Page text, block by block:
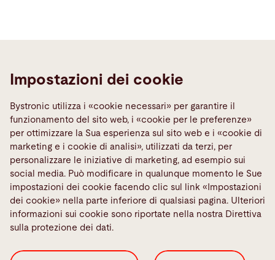
Impostazioni dei cookie
Bystronic utilizza i «cookie necessari» per garantire il
funzionamento del sito web, i «cookie per le preferenze»
per ottimizzare la Sua esperienza sul sito web e i «cookie di
marketing e i cookie di analisi», utilizzati da terzi, per
personalizzare le iniziative di marketing, ad esempio sui
social media. Può modificare in qualunque momento le Sue
impostazioni dei cookie facendo clic sul link «Impostazioni
dei cookie» nella parte inferiore di qualsiasi pagina. Ulteriori
informazioni sui cookie sono riportate nella nostra Direttiva
sulla protezione dei dati.